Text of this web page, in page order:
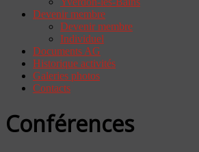
Devenir membre
Devenir membre
Individuel
Documents AG
Historique activités
Galeries photos
Contacts
Conférences